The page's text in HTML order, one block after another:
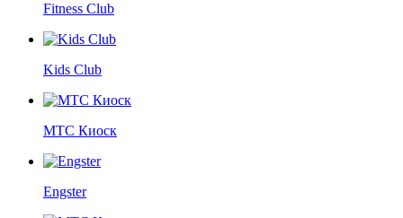
Fitness Club
Kids Club
МТС Киоск
Engster